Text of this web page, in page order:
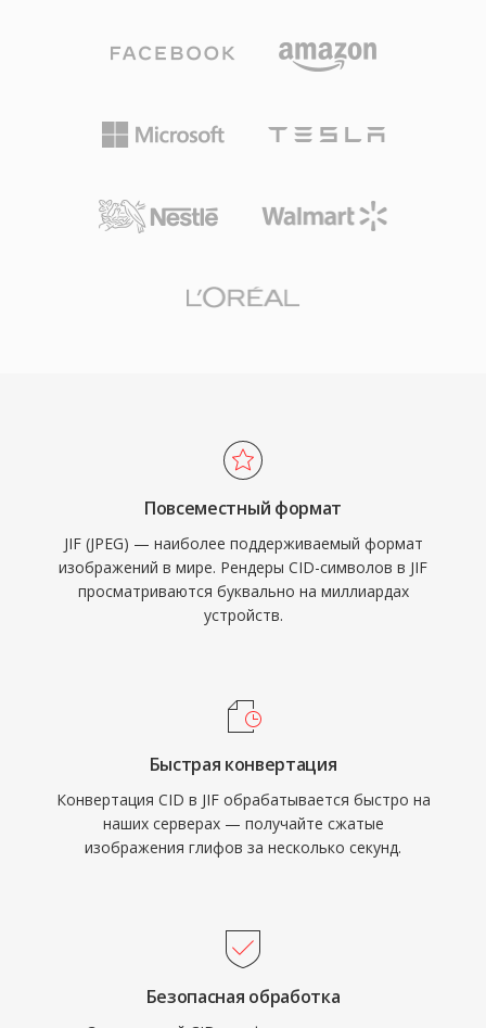
Повсеместный формат
JIF (JPEG) — наиболее поддерживаемый формат
изображений в мире. Рендеры CID-символов в JIF
просматриваются буквально на миллиардах
устройств.
Быстрая конвертация
Конвертация CID в JIF обрабатывается быстро на
наших серверах — получайте сжатые
изображения глифов за несколько секунд.
Безопасная обработка